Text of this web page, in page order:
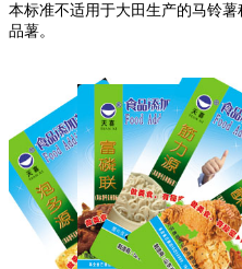
本标准不适用于大田生产的马铃
品薯。